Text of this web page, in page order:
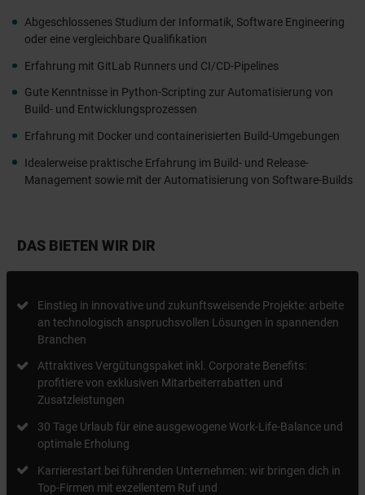
Abgeschlossenes Studium der Informatik, Software Engineering
oder eine vergleichbare Qualifikation
Erfahrung mit GitLab Runners und CI/CD-Pipelines
Gute Kenntnisse in Python-Scripting zur Automatisierung von
Build- und Entwicklungsprozessen
Erfahrung mit Docker und containerisierten Build-Umgebungen
Idealerweise praktische Erfahrung im Build- und Release-
Management sowie mit der Automatisierung von Software-Builds
DAS BIETEN WIR DIR
Einstieg in innovative und zukunftsweisende Projekte: arbeite
an technologisch anspruchsvollen Lösungen in spannenden
Branchen
Attraktives Vergütungspaket inkl. Corporate Benefits:
profitiere von exklusiven Mitarbeiterrabatten und
Zusatzleistungen
30 Tage Urlaub für eine ausgewogene Work-Life-Balance und
optimale Erholung
Karrierestart bei führenden Unternehmen: wir bringen dich in
Top-Firmen mit exzellentem Ruf und